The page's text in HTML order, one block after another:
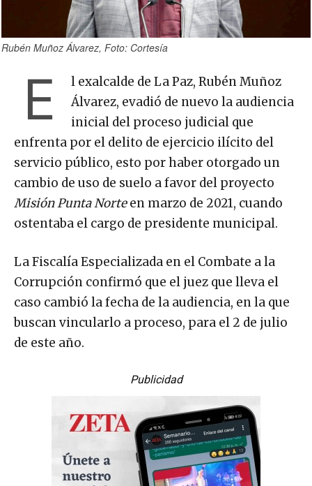
Rubén Muñoz Álvarez, Foto: Cortesía
E
l exalcalde de La Paz, Rubén Muñoz
Álvarez, evadió de nuevo la audiencia
inicial del proceso judicial que
enfrenta por el delito de ejercicio ilícito del
servicio público, esto por haber otorgado un
cambio de uso de suelo a favor del proyecto
Misión Punta Norteen marzo de 2021, cuando
ostentaba el cargo de presidente municipal.
La Fiscalía Especializada en el Combate a la
Corrupción confirmó que el juez que lleva el
caso cambió la fecha de la audiencia, en la que
buscan vincularlo a proceso, para el 2 de julio
de este año.
Publicidad